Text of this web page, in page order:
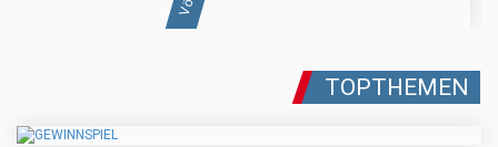
TOPTHEMEN